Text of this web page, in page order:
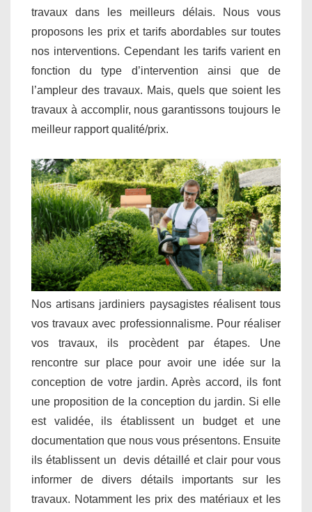
travaux dans les meilleurs délais. Nous vous
proposons les prix et tarifs abordables sur toutes
nos interventions. Cependant les tarifs varient en
fonction du type d’intervention ainsi que de
l’ampleur des travaux. Mais, quels que soient les
travaux à accomplir, nous garantissons toujours le
meilleur rapport qualité/prix.
Nos artisans jardiniers paysagistes réalisent tous
vos travaux avec professionnalisme. Pour réaliser
vos travaux, ils procèdent par étapes. Une
rencontre sur place pour avoir une idée sur la
conception de votre jardin. Après accord, ils font
une proposition de la conception du jardin. Si elle
est validée, ils établissent un budget et une
documentation que nous vous présentons. Ensuite
ils établissent un devis détaillé et clair pour vous
informer de divers détails importants sur les
travaux. Notamment les prix des matériaux et les